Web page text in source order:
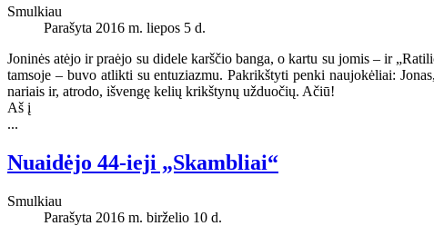
Smulkiau
Parašyta 2016 m. liepos 5 d.
Joninės atėjo ir praėjo su didele karščio banga, o kartu su jomis – ir
tamsoje – buvo atlikti su entuziazmu. Pakrikštyti penki naujokėliai:
nariais ir, atrodo, išvengę kelių krikštynų užduočių. Ačiū!
Aš į
...
Nuaidėjo 44-ieji „Skambliai“
Smulkiau
Parašyta 2016 m. birželio 10 d.